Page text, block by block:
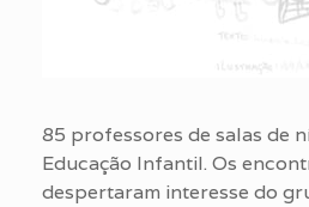
85 professores de salas de
Educação Infantil. Os
despertaram interesse do